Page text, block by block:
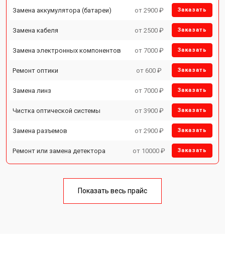
Замена аккумулятора (батареи) от 2900 ₽ Заказать
Замена кабеля от 2500 ₽ Заказать
Замена электронных компонентов от 7000 ₽ Заказать
Ремонт оптики от 600 ₽ Заказать
Замена линз от 7000 ₽ Заказать
Чистка оптической системы от 3900 ₽ Заказать
Замена разъемов от 2900 ₽ Заказать
Ремонт или замена детектора от 10000 ₽ Заказать
Показать весь прайс